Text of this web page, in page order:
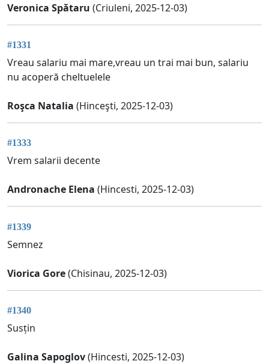
Veronica Spătaru (Criuleni, 2025-12-03)
#1331
Vreau salariu mai mare,vreau un trai mai bun, salariu
nu acoperă cheltuelele
Roşca Natalia (Hinceşti, 2025-12-03)
#1333
Vrem salarii decente
Andronache Elena (Hincesti, 2025-12-03)
#1339
Semnez
Viorica Gore(Chisinau, 2025-12-03)
#1340
Susțin
Galina Sapoglov(Hincesti, 2025-12-03)